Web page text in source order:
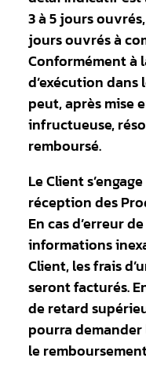
3 à 5 jours
jours ouvrés à
Conformément à
d’exécution
peut, après mise
infructueuse,
remboursé.
Le Client
réception des
En cas d’erreur
informations
Client, les frais
seront facturés.
de retard
pourra
le